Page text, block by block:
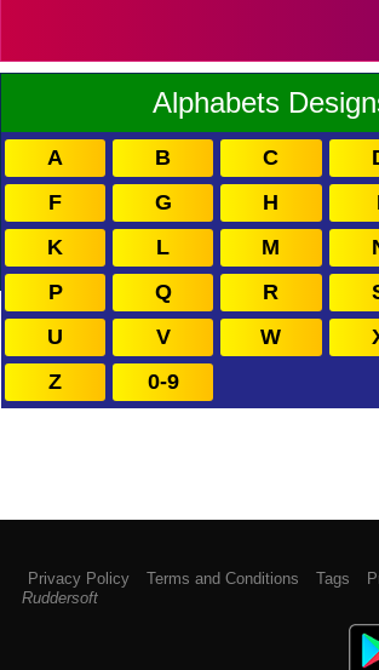
Alphabets
A B C
F
G H
K
L M
P
Q R
U
V W
Z
0-9
Privacy Policy Terms and Conditions Tags
Ruddersoft